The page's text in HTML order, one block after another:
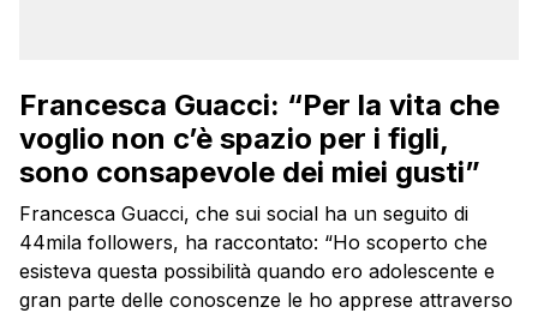
Francesca Guacci: “Per la vita che
voglio non c’è spazio per i figli,
sono consapevole dei miei gusti”
Francesca Guacci, che sui social ha un seguito di
44mila followers, ha raccontato: “Ho scoperto che
esisteva questa possibilità quando ero adolescente e
gran parte delle conoscenze le ho apprese attraverso